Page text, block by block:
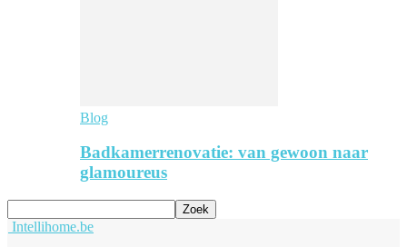
Blog
Badkamerrenovatie: van gewoon naar
glamoureus
Intellihome.be